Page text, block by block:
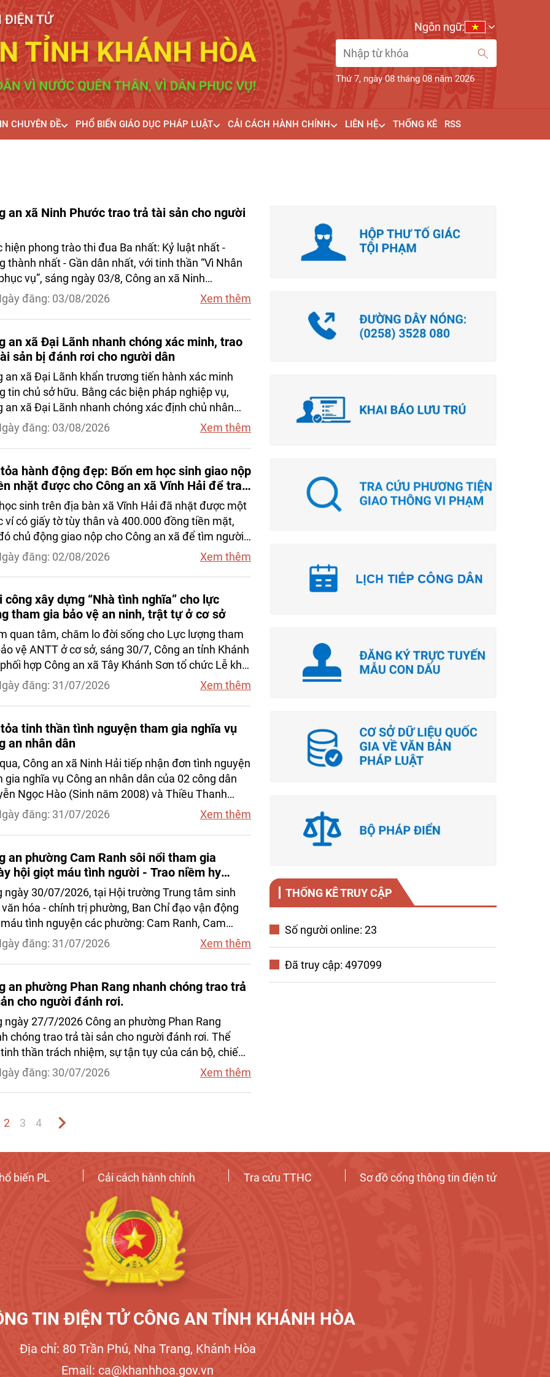
Thứ 7, ngày 08 tháng 08 năm 2026
Ngôn ngữ:
CHUYÊN ĐỀ PHỔ BIẾN GIÁO DỤC PHÁP LUẬT CẢI CÁCH HÀNH CHÍNH LIÊN HỆ THỐNG KÊ RSS
an xã Ninh Phước trao trả tài sản cho người
hiện phong trào thi đua Ba nhất: Kỷ luật nhất -
thành nhất - Gần dân nhất, với tinh thần “Vì Nhân
vụ”, sáng ngày 03/8, Công an xã Ninh
tiến hành trao trả tài sản cho công dân sau khi
chiếc ví bị đánh rơi và tích cực xác minh, tìm
đăng: 03/08/2026 Xem thêm
an xã Đại Lãnh nhanh chóng xác minh, trao
sản bị đánh rơi cho người dân
an xã Đại Lãnh khẩn trương tiến hành xác minh
tin chủ sở hữu. Bằng các biện pháp nghiệp vụ,
an xã Đại Lãnh nhanh chóng xác định chủ nhân
điện thoại là em Võ Thùy Linh, là công dân địa
Đại Lãnh để tiến hành trao trả.
đăng: 03/08/2026 Xem thêm
hành động đẹp: Bốn em học sinh giao nộp
nhặt được cho Công an xã Vĩnh Hải để trao
đánh rơi
sinh trên địa bàn xã Vĩnh Hải đã nhặt được một
ví có giấy tờ tùy thân và 400.000 đồng tiền mặt,
chủ động giao nộp cho Công an xã để tìm người
mất. Chỉ sau khoảng 2 giờ xác minh, Công an xã
trả đầy đủ tài sản cho gia đình người bị mất, lan
hệ trẻ.
đăng: 02/08/2026 Xem thêm
công xây dựng “Nhà tình nghĩa” cho lực
tham gia bảo vệ an ninh, trật tự ở cơ sở
quan tâm, chăm lo đời sống cho Lực lượng tham
vệ ANTT ở cơ sở, sáng 30/7, Công an tỉnh Khánh
hợp Công an xã Tây Khánh Sơn tổ chức Lễ khởi
xây dựng “Nhà tình nghĩa” tặng gia đình anh Cao
– thành viên Tổ bảo vệ ANTT cơ sở thôn Thành
– Phó Giám đốc Công an tỉnh; cùng cấp ủy,
quyền địa phương và Công an xã Tây Khánh Sơn.
đăng: 31/07/2026 Xem thêm
tinh thần tình nguyện tham gia nghĩa vụ
an nhân dân
Công an xã Ninh Hải tiếp nhận đơn tình nguyện
gia nghĩa vụ Công an nhân dân của 02 công dân
Ngọc Hào (Sinh năm 2008) và Thiều Thanh
(Sinh năm 2008) cùng trú tại thôn Xóm Bằng, xã
Hải, tỉnh Khánh Hòa.
đăng: 31/07/2026 Xem thêm
an phường Cam Ranh sôi nổi tham gia
hội giọt máu tình người - Trao niềm hy
ngày 30/07/2026, tại Hội trường Trung tâm sinh
hóa - chính trị phường, Ban Chỉ đạo vận động
tình nguyện các phường: Cam Ranh, Cam
Ba Ngòi phối hợp với Trung tâm Huyết học - Truyền
Khánh Hòa tổ chức Chương trình hiến máu tình
tháng 7/2026.
đăng: 31/07/2026 Xem thêm
an phường Phan Rang nhanh chóng trao trả
cho người đánh rơi.
ngày 27/7/2026 Công an phường Phan Rang
chóng trao trả tài sản cho người đánh rơi. Thể
thần trách nhiệm, sự tận tụy của cán bộ, chiến
an phường Phan Rang trong công tác phục vụ
dân, góp phần lan tỏa hình ảnh đẹp của lực lượng
đăng: 30/07/2026 Xem thêm
2 3 4
THỐNG KÊ TRUY CẬP
Số người online: 23
Đã truy cập: 497099
TIN ĐIỆN TỬ CÔNG AN TỈNH KHÁNH HÒA
Địa chỉ: 80 Trần Phú, Nha Trang, Khánh Hòa
Email: ca@khanhhoa.gov.vn
biến PL Cải cách hành chính Tra cứu TTHC Sơ đồ cổng thông tin điện tử